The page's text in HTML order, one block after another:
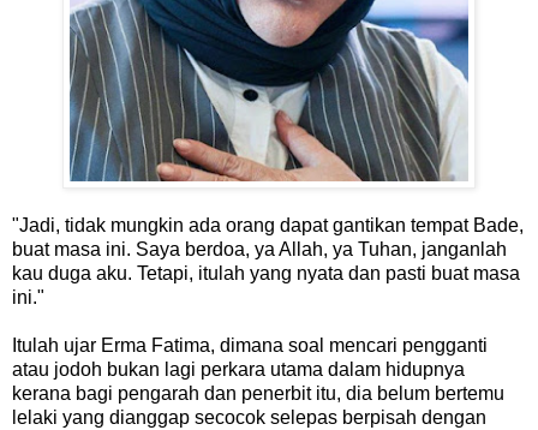
"Jadi, tidak mungkin ada orang dapat gantikan tempat Bade,
buat masa ini. Saya berdoa, ya Allah, ya Tuhan, janganlah
kau duga aku. Tetapi, itulah yang nyata dan pasti buat masa
ini."
Itulah ujar Erma Fatima, dimana soal mencari pengganti
atau jodoh bukan lagi perkara utama dalam hidupnya
kerana bagi pengarah dan penerbit itu, dia belum bertemu
lelaki yang dianggap secocok selepas berpisah dengan